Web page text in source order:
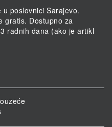
u poslovnici Sarajevo.
gratis. Dostupno za
radnih dana (ako je artikl